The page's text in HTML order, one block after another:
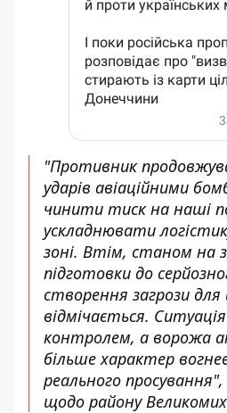
"Противник
ударів авіаційними
чинити тиск на наші
ускладнювати
зоні. Втім, станом на
підготовки до
створення загрози для
відмічається.
контролем, а ворожа
більше характер
реального
щодо району